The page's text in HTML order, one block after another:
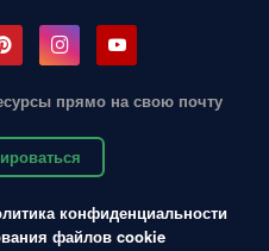
прямо на свою почту
конфиденциальности
файлов cookie